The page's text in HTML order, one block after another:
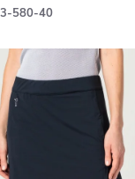
580-40